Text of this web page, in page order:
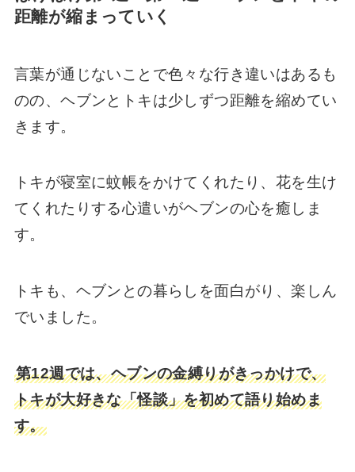
距離が縮まっていく
言葉が通じないことで色々な行き違いはあるも
のの、ヘブンとトキは少しずつ距離を縮めてい
きます。
トキが寝室に蚊帳をかけてくれたり、花を生け
てくれたりする心遣いがヘブンの心を癒しま
す。
トキも、ヘブンとの暮らしを面白がり、楽しん
でいました。
第12週では、ヘブンの金縛りがきっかけで、
トキが大好きな「怪談」を初めて語り始めま
す。